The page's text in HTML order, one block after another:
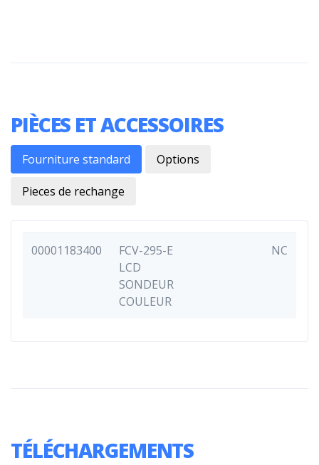
PIÈCES ET ACCESSOIRES
Fourniture standard Options
Pieces de rechange
00001183400
FCV-295-E
LCD
SONDEUR
COULEUR
NC
TÉLÉCHARGEMENTS